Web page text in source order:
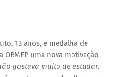
13 anos, e medalha de
uma nova motivação
gostava muito de estudar.